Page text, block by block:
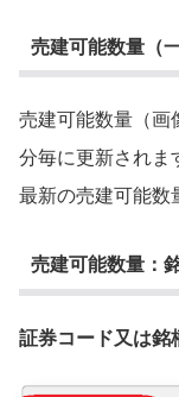
売建可能数量（
売建可能数量（画
分毎に更新されま
最新の売建可能数
売建可能数量：
証券コード又は銘